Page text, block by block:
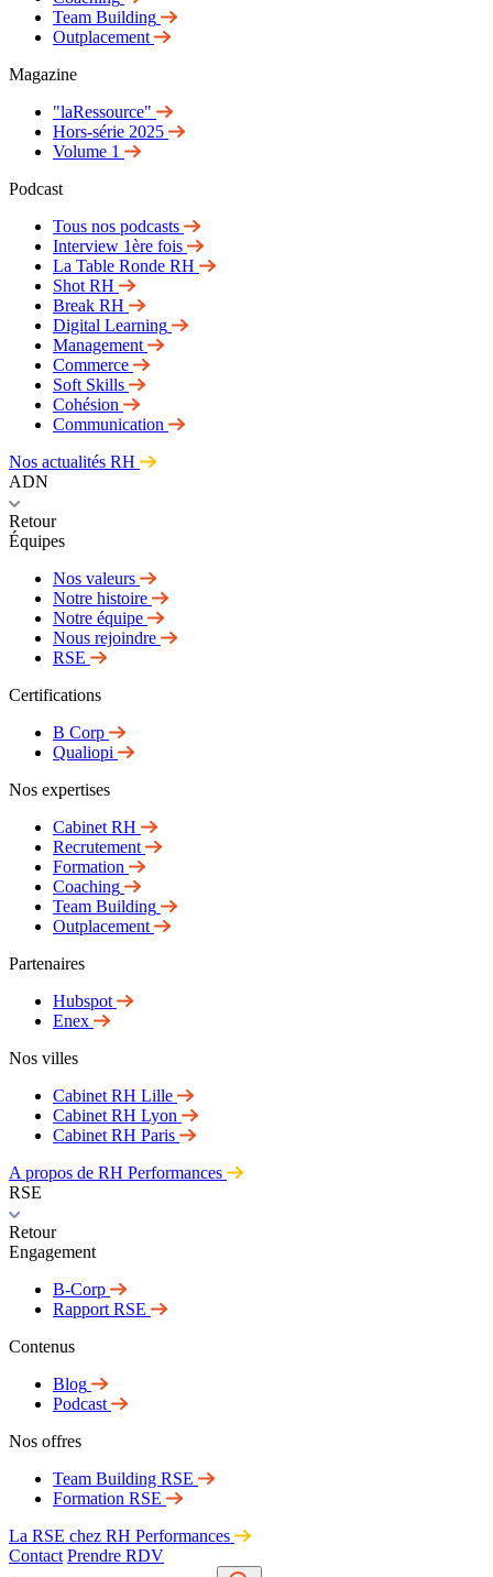
Team Building
Outplacement
Magazine
"laRessource"
Hors-série 2025
Volume 1
Podcast
Tous nos podcasts
Interview 1ère fois
La Table Ronde RH
Shot RH
Break RH
Digital Learning
Management
Commerce
Soft Skills
Cohésion
Communication
Nos actualités RH
ADN
Retour
Équipes
Nos valeurs
Notre histoire
Notre équipe
Nous rejoindre
RSE
Certifications
B Corp
Qualiopi
Nos expertises
Cabinet RH
Recrutement
Formation
Coaching
Team Building
Outplacement
Partenaires
Hubspot
Enex
Nos villes
Cabinet RH Lille
Cabinet RH Lyon
Cabinet RH Paris
A propos de RH Performances
RSE
Retour
Engagement
B-Corp
Rapport RSE
Contenus
Blog
Podcast
Nos offres
Team Building RSE
Formation RSE
La RSE chez RH Performances
Contact Prendre RDV